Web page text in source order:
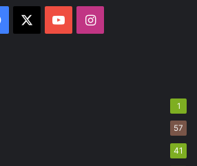
Facebook YouTubeInstagram
1
57
41